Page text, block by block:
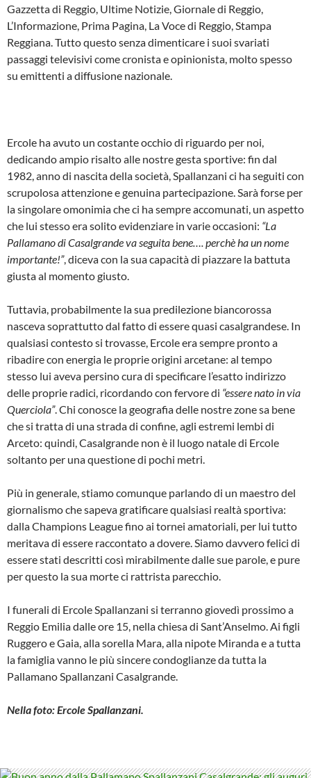
Gazzetta di Reggio, Ultime Notizie, Giornale di Reggio,
L’Informazione, Prima Pagina, La Voce di Reggio, Stampa
Reggiana. Tutto questo senza dimenticare i suoi svariati
passaggi televisivi come cronista e opinionista, molto spesso
su emittenti a diffusione nazionale.
Ercole ha avuto un costante occhio di riguardo per noi,
dedicando ampio risalto alle nostre gesta sportive: fin dal
1982, anno di nascita della società, Spallanzani ci ha seguiti con
scrupolosa attenzione e genuina partecipazione. Sarà forse per
la singolare omonimia che ci ha sempre accomunati, un aspetto
che lui stesso era solito evidenziare in varie occasioni: “La
Pallamano di Casalgrande va seguita bene…. perchè ha un nome
importante!”, diceva con la sua capacità di piazzare la battuta
giusta al momento giusto.
Tuttavia, probabilmente la sua predilezione biancorossa
nasceva soprattutto dal fatto di essere quasi casalgrandese. In
qualsiasi contesto si trovasse, Ercole era sempre pronto a
ribadire con energia le proprie origini arcetane: al tempo
stesso lui aveva persino cura di specificare l’esatto indirizzo
delle proprie radici, ricordando con fervore di “essere nato in via
Querciola”. Chi conosce la geografia delle nostre zone sa bene
che si tratta di una strada di confine, agli estremi lembi di
Arceto: quindi, Casalgrande non è il luogo natale di Ercole
soltanto per una questione di pochi metri.
Più in generale, stiamo comunque parlando di un maestro del
giornalismo che sapeva gratificare qualsiasi realtà sportiva:
dalla Champions League fino ai tornei amatoriali, per lui tutto
meritava di essere raccontato a dovere. Siamo davvero felici di
essere stati descritti così mirabilmente dalle sue parole, e pure
per questo la sua morte ci rattrista parecchio.
I funerali di Ercole Spallanzani si terranno giovedì prossimo a
Reggio Emilia dalle ore 15, nella chiesa di Sant’Anselmo. Ai figli
Ruggero e Gaia, alla sorella Mara, alla nipote Miranda e a tutta
la famiglia vanno le più sincere condoglianze da tutta la
Pallamano Spallanzani Casalgrande.
Nella foto: Ercole Spallanzani.